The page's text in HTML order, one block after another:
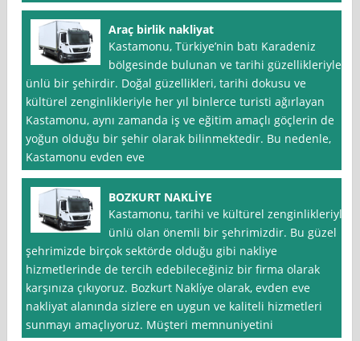
Araç birlik nakliyat
Kastamonu, Türkiye’nin batı Karadeniz
bölgesinde bulunan ve tarihi güzellikleriyle
ünlü bir şehirdir. Doğal güzellikleri, tarihi dokusu ve
kültürel zenginlikleriyle her yıl binlerce turisti ağırlayan
Kastamonu, aynı zamanda iş ve eğitim amaçlı göçlerin de
yoğun olduğu bir şehir olarak bilinmektedir. Bu nedenle,
Kastamonu evden eve
BOZKURT NAKLİYE
Kastamonu, tarihi ve kültürel zenginlikleriyle
ünlü olan önemli bir şehrimizdir. Bu güzel
şehrimizde birçok sektörde olduğu gibi nakliye
hizmetlerinde de tercih edebileceğiniz bir firma olarak
karşınıza çıkıyoruz. Bozkurt Nakli̇ye olarak, evden eve
nakliyat alanında sizlere en uygun ve kaliteli hizmetleri
sunmayı amaçlıyoruz. Müşteri memnuniyetini